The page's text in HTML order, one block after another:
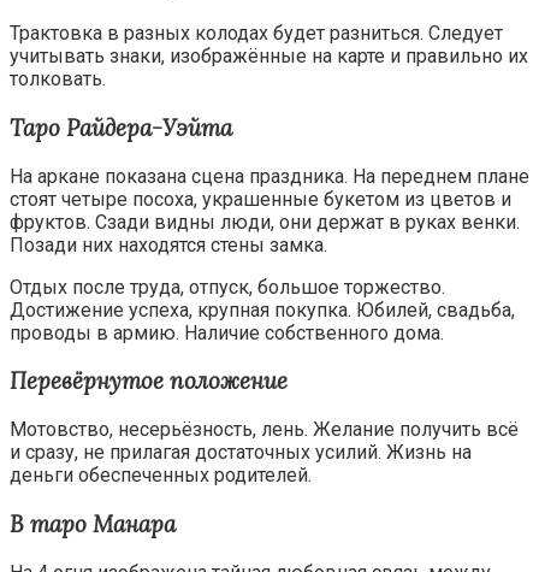
Трактовка в разных колодах будет разниться. Следует
учитывать знаки, изображённые на карте и правильно их
толковать.
Таро Райдера-Уэйта
На аркане показана сцена праздника. На переднем плане
стоят четыре посоха, украшенные букетом из цветов и
фруктов. Сзади видны люди, они держат в руках венки.
Позади них находятся стены замка.
Отдых после труда, отпуск, большое торжество.
Достижение успеха, крупная покупка. Юбилей, свадьба,
проводы в армию. Наличие собственного дома.
Перевёрнутое положение
Мотовство, несерьёзность, лень. Желание получить всё
и сразу, не прилагая достаточных усилий. Жизнь на
деньги обеспеченных родителей.
В таро Манара